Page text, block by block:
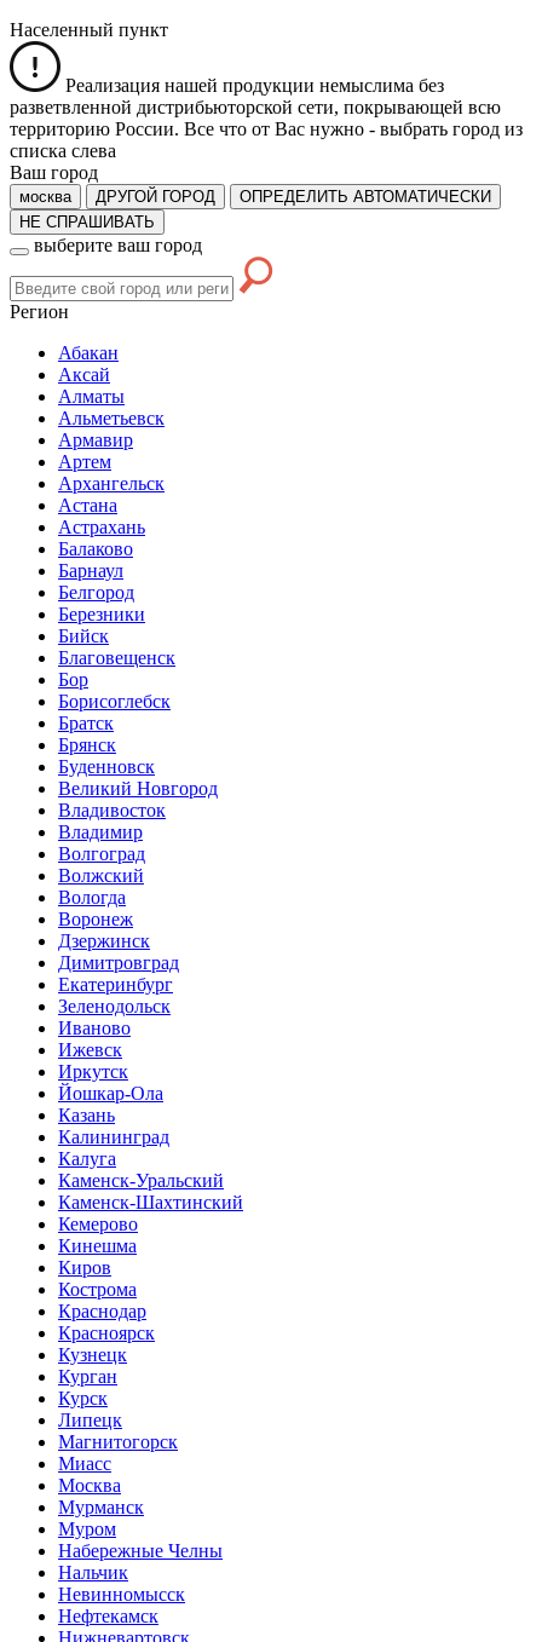
Населенный пункт
Реализация нашей продукции немыслима без
разветвленной дистрибьюторской сети, покрывающей всю
территорию России. Все что от Вас нужно - выбрать город из
списка слева
Ваш город
москва ДРУГОЙ ГОРОД
ОПРЕДЕЛИТЬ АВТОМАТИЧЕСКИ
НЕ СПРАШИВАТЬ
выберите ваш город
Регион
Абакан
Аксай
Алматы
Альметьевск
Армавир
Артем
Архангельск
Астана
Астрахань
Балаково
Барнаул
Белгород
Березники
Бийск
Благовещенск
Бор
Борисоглебск
Братск
Брянск
Буденновск
Великий Новгород
Владивосток
Владимир
Волгоград
Волжский
Вологда
Воронеж
Дзержинск
Димитровград
Екатеринбург
Зеленодольск
Иваново
Ижевск
Иркутск
Йошкар-Ола
Казань
Калининград
Калуга
Каменск-Уральский
Каменск-Шахтинский
Кемерово
Кинешма
Киров
Кострома
Краснодар
Красноярск
Кузнецк
Курган
Курск
Липецк
Магнитогорск
Миасс
Москва
Мурманск
Муром
Набережные Челны
Нальчик
Невинномысск
Нефтекамск
Нижневартовск